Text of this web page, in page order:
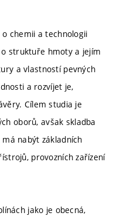
chemii a technologii
struktuře hmoty a jejím
a vlastností pevných
a rozvíjet je,
Cílem studia je
oborů, avšak skladba
nabýt základních
provozních zařízení
jako je obecná,